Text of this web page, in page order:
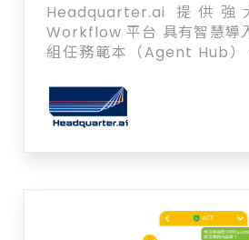
Headquarter.ai 提供
Workflow 平台 具有智慧導
組任務範本（Agent Hub）
專屬帳號部署（ BYOA）。協
真正參與複雜工作流程，提
速作業效率，同時強化流程
管組織企業難以治理與稽核